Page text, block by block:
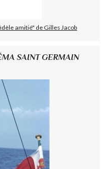
amitié" de Gilles Jacob
SAINT GERMAIN